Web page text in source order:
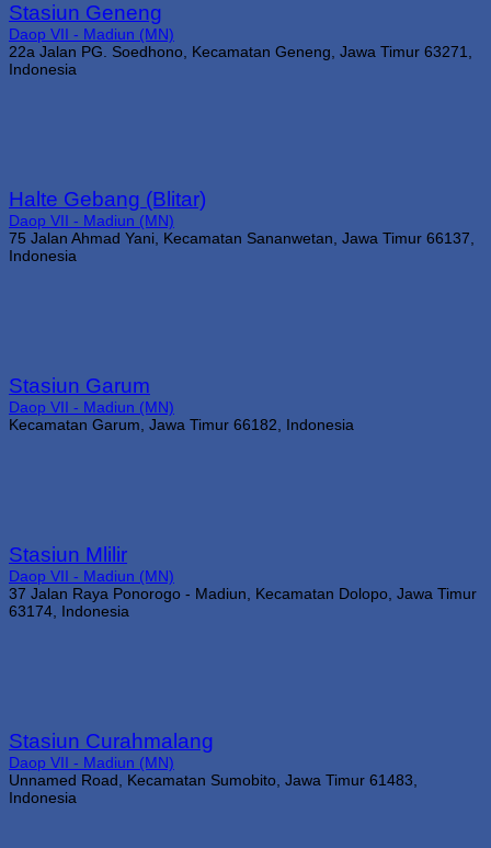
Stasiun Geneng
Daop VII - Madiun (MN)
22a Jalan PG. Soedhono, Kecamatan Geneng, Jawa Timur 63271,
Indonesia
Halte Gebang (Blitar)
Daop VII - Madiun (MN)
75 Jalan Ahmad Yani, Kecamatan Sananwetan, Jawa Timur 66137,
Indonesia
Stasiun Garum
Daop VII - Madiun (MN)
Kecamatan Garum, Jawa Timur 66182, Indonesia
Stasiun Mlilir
Daop VII - Madiun (MN)
37 Jalan Raya Ponorogo - Madiun, Kecamatan Dolopo, Jawa Timur
63174, Indonesia
Stasiun Curahmalang
Daop VII - Madiun (MN)
Unnamed Road, Kecamatan Sumobito, Jawa Timur 61483,
Indonesia